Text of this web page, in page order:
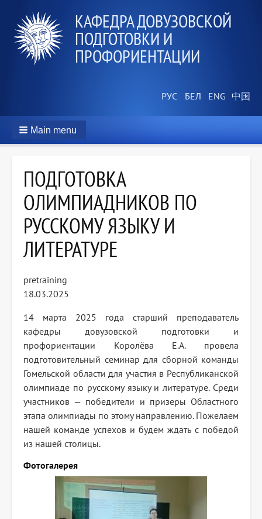
КАФЕДРА ДОВУЗОВСКОЙ
ПОДГОТОВКИ И
ПРОФОРИЕНТАЦИИ
Main menu
ПОДГОТОВКА
ОЛИМПИАДНИКОВ ПО
РУССКОМУ ЯЗЫКУ И
ЛИТЕРАТУРЕ
pretraining
18.03.2025
14 марта 2025 года старший преподаватель
кафедры довузовской подготовки и
профориентации Королёва Е.А. провела
подготовительный семинар для сборной команды
Гомельской области для участия в Республиканской
олимпиаде по русскому языку и литературе. Среди
участников — победители и призеры Областного
этапа олимпиады по этому направлению. Пожелаем
нашей команде успехов и будем ждать с победой
из нашей столицы.
Фотогалерея